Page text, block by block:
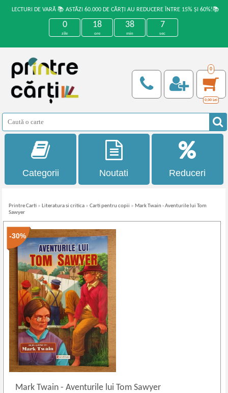
LECTURI DE VARĂ 📚 ASTĂZI 60.000 DE CĂRȚI AU REDUCERE ÎNTRE 15% ȘI 60%!📚
0
zile
18
ore
38
min
7
sec
0
0,00 Lei
Categorii Noutati Reduceri
Printre Carti » Literatura si critica »Carti pentru copii » Mark Twain - Aventurile lui Tom
Sawyer
-30%
Mark Twain- Aventurile lui Tom Sawyer